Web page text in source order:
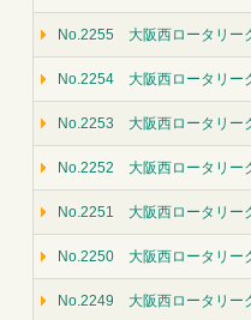
No.2255 大阪西ロータリー
No.2254 大阪西ロータリー
No.2253 大阪西ロータリー
No.2252 大阪西ロータリー
No.2251 大阪西ロータリー
No.2250 大阪西ロータリー
No.2249 大阪西ロータリー